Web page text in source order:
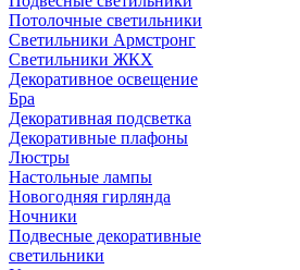
Потолочные светильники
Светильники Армстронг
Светильники ЖКХ
Декоративное освещение
Бра
Декоративная подсветка
Декоративные плафоны
Люстры
Настольные лампы
Новогодняя гирлянда
Ночники
Подвесные декоративные
светильники